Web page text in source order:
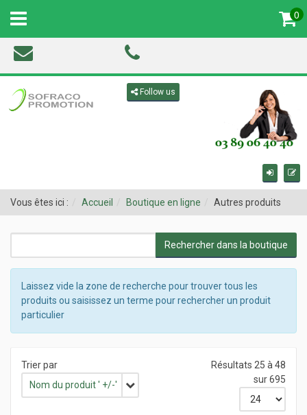
Follow us
0
MENU
Vous êtes ici : Accueil Boutique en ligne Autres produits
Laissez vide la zone de recherche pour trouver tous les
produits ou saisissez un terme pour rechercher un produit
particulier
Trier par
Nom du produit ' +/-'
Résultats 25 à 48
sur 695